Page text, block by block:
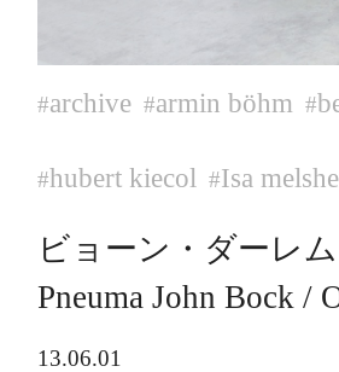
#archive #armin böhm #
#hubert kiecol #Isa
ビョーン・ダーレ
Pneuma John Bock
13.06.01